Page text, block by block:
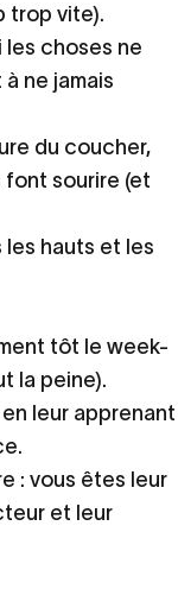
trop vite).
les choses ne
ne jamais
du coucher,
sourire (et
hauts et les
tôt le week-
la peine).
leur apprenant
: vous êtes leur
et leur